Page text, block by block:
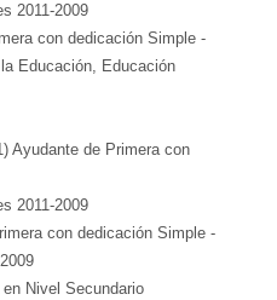
2011-2009
con dedicación Simple -
Educación, Educación
Ayudante de Primera con
2011-2009
con dedicación Simple -
Nivel Secundario